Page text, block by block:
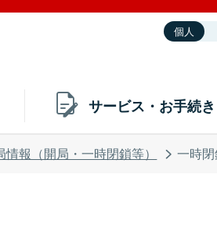
個人
サービス・お手続き
情報（開局・一時閉鎖等） 一時閉